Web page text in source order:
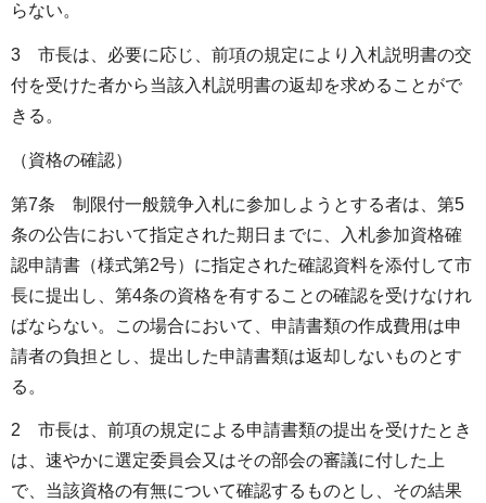
らない。
3 市長は、必要に応じ、前項の規定により入札説明書の交
付を受けた者から当該入札説明書の返却を求めることがで
きる。
（資格の確認）
第7条 制限付一般競争入札に参加しようとする者は、第5
条の公告において指定された期日までに、入札参加資格確
認申請書（様式第2号）に指定された確認資料を添付して市
長に提出し、第4条の資格を有することの確認を受けなけれ
ばならない。この場合において、申請書類の作成費用は申
請者の負担とし、提出した申請書類は返却しないものとす
る。
2 市長は、前項の規定による申請書類の提出を受けたとき
は、速やかに選定委員会又はその部会の審議に付した上
で、当該資格の有無について確認するものとし、その結果